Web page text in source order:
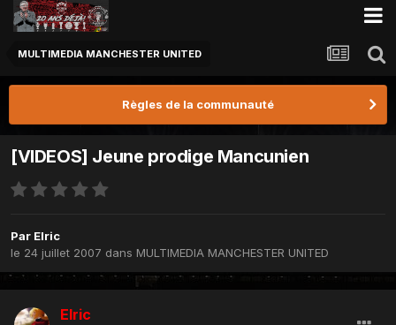
MULTIMEDIA MANCHESTER UNITED
Règles de la communauté
[VIDEOS] Jeune prodige Mancunien
Par Elric
le 24 juillet 2007 dans MULTIMEDIA MANCHESTER UNITED
Elric